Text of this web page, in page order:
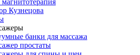
Кузнецова
банки для массажа
простаты